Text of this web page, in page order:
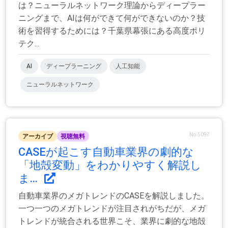
は？ニューラルネットワーク理論からディープラー
ニングまで、AIは何ができて何ができないのか？技
術を習得するためには？千葉県幕張にある高度ポリ
テク...
AI ディープラーニング 人工知能
ニューラルネットワーク
アーカイブ 視聴無料 No.5097
CASEが起こす自動車業界の劇的な
「地殻変動」をわかりやすく解説し
ま...
自動車業界のメガトレンドのCASEを解説しました。
一つ一つのメガトレンドが注目されがちだが、メガ
トレンドが統合される世界こそ、業界に劇的な地殻